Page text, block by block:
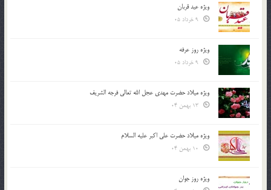
ویژه عید قربان
ویژه روز عرفه
ویژه میلاد حضرت مهدی عجل الله تعالی فرجه الشريف
ویژه میلاد حضرت علی اکبر علیه السلام
ویژه روز جوان